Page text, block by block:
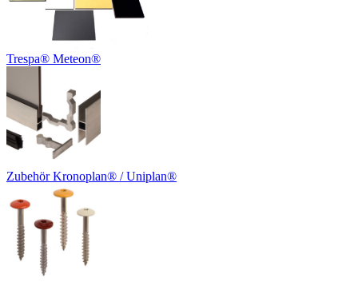
Trespa® Meteon®
Zubehör Kronoplan® / Uniplan®